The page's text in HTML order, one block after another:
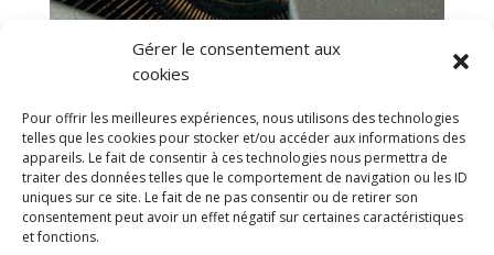
Gérer le consentement aux
cookies
Pour offrir les meilleures expériences, nous utilisons des technologies
telles que les cookies pour stocker et/ou accéder aux informations des
appareils. Le fait de consentir à ces technologies nous permettra de
traiter des données telles que le comportement de navigation ou les ID
uniques sur ce site. Le fait de ne pas consentir ou de retirer son
consentement peut avoir un effet négatif sur certaines caractéristiques
et fonctions.